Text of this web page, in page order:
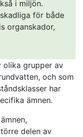
i miljön.
för både
organskador,
olika grupper av
och som
har
ämnen.
delen av